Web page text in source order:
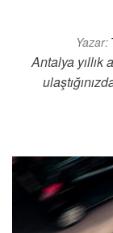
Yazar:
Antalya yıllık